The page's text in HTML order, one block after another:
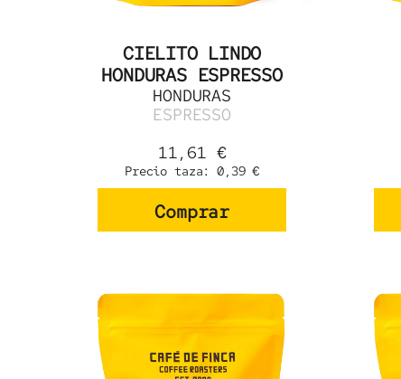
CIELITO LINDO
HONDURAS ESPRESSO
HONDURAS
ESPRESSO
11,61 €
Precio taza:0,39€
Comprar